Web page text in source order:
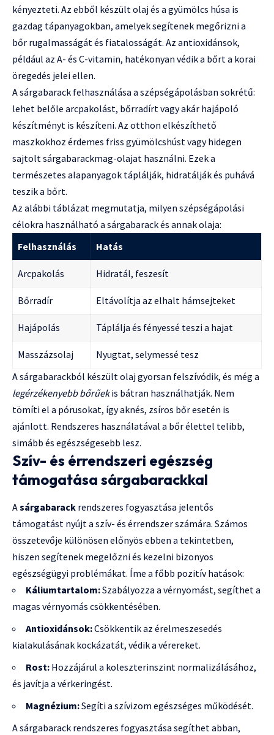
kényezteti. Az ebből készült olaj és a gyümölcs húsa is
gazdag tápanyagokban, amelyek segítenek megőrizni a
bőr rugalmasságát és fiatalosságát. Az antioxidánsok,
például az A- és C-vitamin, hatékonyan védik a bőrt a korai
öregedés jelei ellen.
A sárgabarack felhasználása a szépségápolásban sokrétű:
lehet belőle arcpakolást, bőrradírt vagy akár hajápoló
készítményt is készíteni. Az otthon elkészíthető
maszkokhoz érdemes friss gyümölcshúst vagy hidegen
sajtolt sárgabarackmag-olajat használni. Ezek a
természetes alapanyagok táplálják, hidratálják és puhává
teszik a bőrt.
Az alábbi táblázat megmutatja, milyen szépségápolási
célokra használható a sárgabarack és annak olaja:
Felhasználás
Hatás
Arcpakolás Hidratál, feszesít
Bőrradír Eltávolítja az elhalt hámsejteket
Hajápolás Táplálja és fényessé teszi a hajat
Masszázsolaj
Nyugtat, selymessé tesz
A sárgabarackból készült olaj gyorsan felszívódik, és még a
legérzékenyebb bőrűekis bátran használhatják. Nem
tömíti el a pórusokat, így aknés, zsíros bőr esetén is
ajánlott. Rendszeres használatával a bőr élettel telibb,
simább és egészségesebb lesz.
Szív- és érrendszeri egészség
támogatása sárgabarackkal
Asárgabarack rendszeres fogyasztása jelentős
támogatást nyújt a szív- és érrendszer számára. Számos
összetevője különösen előnyös ebben a tekintetben,
hiszen segítenek megelőzni és kezelni bizonyos
egészségügyi problémákat. Íme a főbb pozitív hatások:
Káliumtartalom:Szabályozza a vérnyomást, segíthet a
magas vérnyomás csökkentésében.
Antioxidánsok:Csökkentik az érelmeszesedés
kialakulásának kockázatát, védik a vérereket.
Rost: Hozzájárul a koleszterinszint normalizálásához,
és javítja a vérkeringést.
Magnézium:Segíti a szívizom egészséges működését.
A sárgabarack rendszeres fogyasztása segíthet abban,